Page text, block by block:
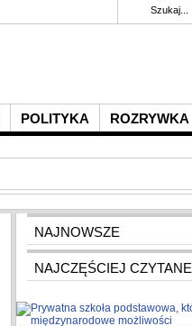
POLITYKA ROZRYWKA
NAJNOWSZE
NAJCZĘŚCIEJ CZYTANE